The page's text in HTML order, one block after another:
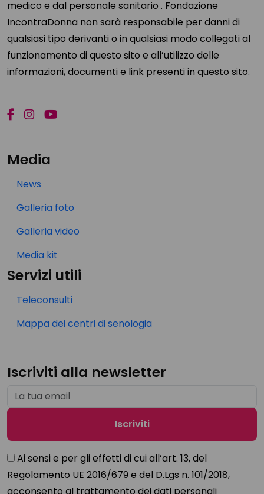
medico e dal personale sanitario . Fondazione
IncontraDonna non sarà responsabile per danni di
qualsiasi tipo derivanti o in qualsiasi modo collegati al
funzionamento di questo sito e all’utilizzo delle
informazioni, documenti e link presenti in questo sito.
Media
News
Galleria foto
Galleria video
Media kit
Servizi utili
Teleconsulti
Mappa dei centri di senologia
Iscriviti alla newsletter
Ai sensi e per gli effetti di cui all’art. 13, del
Regolamento UE 2016/679 e del D.Lgs n. 101/2018,